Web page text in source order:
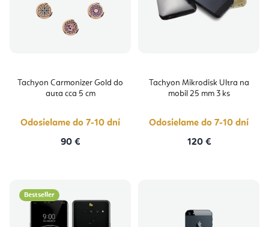
Tachyon Carmonizer Gold do
auta cca 5 cm
Odosielame do 7-10 dní
90 €
Tachyon Mikrodisk Ultra na
mobil 25 mm 3 ks
Odosielame do 7-10 dní
120 €
Bestseller